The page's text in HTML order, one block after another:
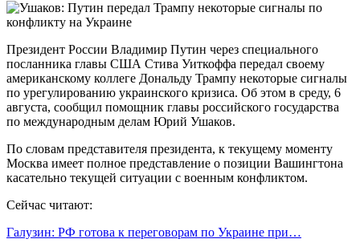
Президент России Владимир Путин через специального
посланника главы США Стива Уиткоффа передал своему
американскому коллеге Дональду Трампу некоторые сигналы
по урегулированию украинского кризиса. Об этом в среду, 6
августа, сообщил помощник главы российского государства
по международным делам Юрий Ушаков.
По словам представителя президента, к текущему моменту
Москва имеет полное представление о позиции Вашингтона
касательно текущей ситуации с военным конфликтом.
Сейчас читают:
Галузин: РФ готова к переговорам по Украине при…